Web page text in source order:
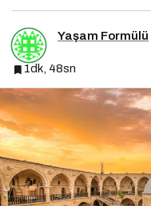
Yaşam Formülü
1dk, 48sn